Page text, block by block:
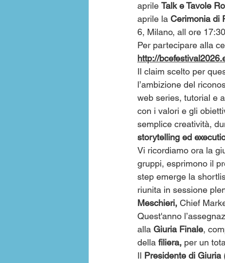
aprile Talk e Tavole
aprile la Cerimonia di
6, Milano, all ore
Per partecipare alla
http://
Il claim scelto per
l’ambizione del
web series, tutorial e
con i valori e gli
semplice creatività,
storytelling ed
Vi ricordiamo ora la
gruppi, esprimono il
step emerge la
riunita in sessione
Meschieri, Chief
Quest'anno
alla Giuria Finale,
della filiera, per un
Il Presidente di Giuria